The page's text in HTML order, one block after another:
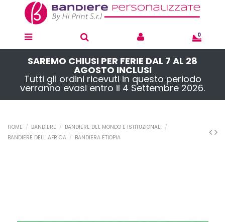
0
SAREMO CHIUSI PER FERIE DAL 7 AL 28
AGOSTO INCLUSI
Tutti gli ordini ricevuti in questo periodo
verranno evasi entro il 4 Settembre 2026.
HOME BANDIERE
BANDIERE DEL MONDO E ISTITUZIONALI
BANDIERE DELL' AFRICA
BANDIERA ETIOPIA